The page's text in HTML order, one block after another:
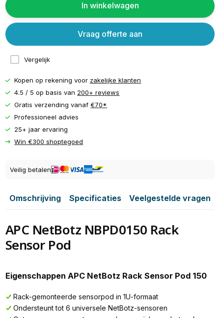
In winkelwagen
Vergelijk
Vraag offerte aan
Kopen op rekening voor zakelijke klanten
4.5 / 5 op basis van 200+ reviews
Gratis verzending vanaf€70*
Professioneel advies
25+ jaar ervaring
Win €300 shoptegoed
Veilig betalen
Omschrijving Specificaties Veelgestelde vragen
APC NetBotz NBPD0150 Rack
Sensor Pod
Eigenschappen APC NetBotz Rack Sensor Pod 150
Rack-gemonteerde sensorpod in 1U-formaat
Ondersteunt tot 6 universele NetBotz-sensoren